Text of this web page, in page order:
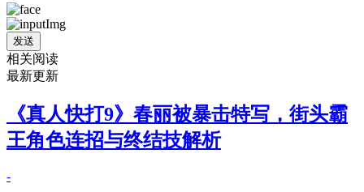
发送
相关阅读
最新更新
《真人快打9》春丽被暴击特写，街头霸
王角色连招与终结技解析
-